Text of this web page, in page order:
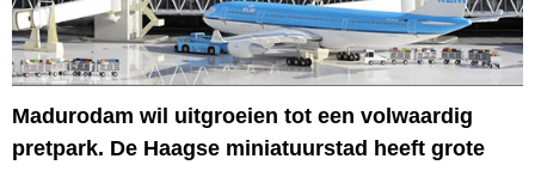
Madurodam wil uitgroeien tot een volwaardig
pretpark. De Haagse miniatuurstad heeft grote